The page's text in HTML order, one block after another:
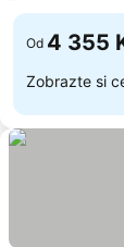
Od 4 355
Zobrazte si